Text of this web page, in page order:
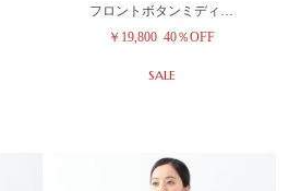
フロントボタンミディ…
￥19,800 40％OFF
SALE